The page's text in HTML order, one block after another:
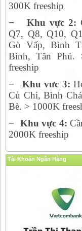
300K freeship
−
Khu vực 2:
Q7, Q8, Q10,
Gò Vấp, Bình
Bình, Tân Phú.
freeship
−
Khu vưc 3:
Củ Chi, Bình
Bè. > 1000K
− Khu vực 4:
2000K freeship
Tài Khoản Ngân Hàng